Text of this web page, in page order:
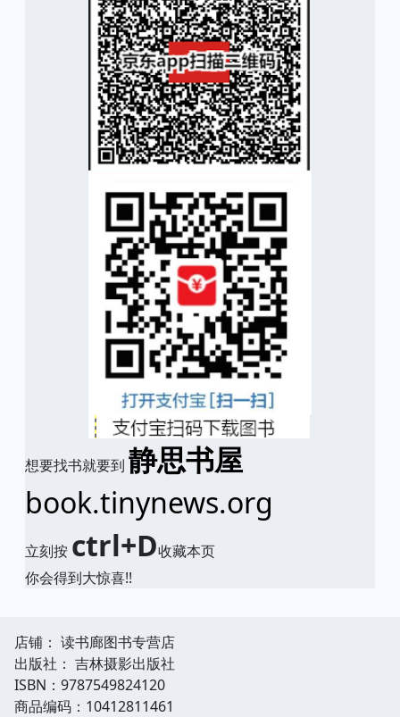
想要找书就要到 静思书屋
book.tinynews.org
立刻按 ctrl+D收藏本页
你会得到大惊喜!!
店铺： 读书廊图书专营店
出版社： 吉林摄影出版社
ISBN：9787549824120
商品编码：10412811461